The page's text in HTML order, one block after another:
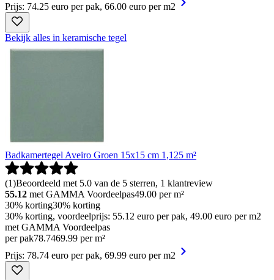
Prijs: 74.25 euro per pak, 66.00 euro per m2
Bekijk alles in keramische tegel
Badkamertegel Aveiro Groen 15x15 cm 1,125 m²
(1)Beoordeeld met 5.0 van de 5 sterren, 1 klantreview
55.12 met GAMMA Voordeelpas49.00 per m²
30% korting30% korting
30% korting, voordeelprijs: 55.12 euro per pak, 49.00 euro per m2
met GAMMA Voordeelpas
per pak78.7469.99 per m²
Prijs: 78.74 euro per pak, 69.99 euro per m2